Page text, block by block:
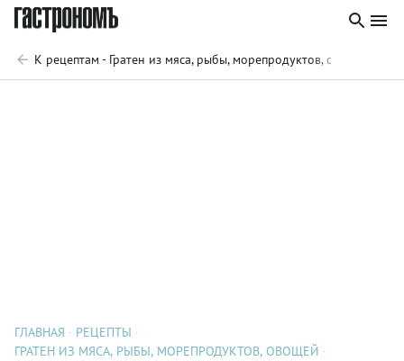
К рецептам - Гратен из мяса, рыбы, морепродуктов, овощей
ГЛАВНАЯ
РЕЦЕПТЫ
ГРАТЕН ИЗ МЯСА, РЫБЫ, МОРЕПРОДУКТОВ, ОВОЩЕЙ